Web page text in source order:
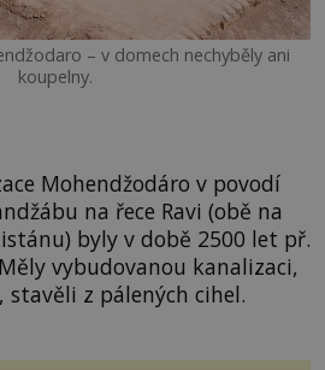
– v domech nechyběly ani
koupelny.
Mohendžodáro v povodí
na řece Ravi (obě na
byly v době 2500 let př.
vybudovanou kanalizaci,
z pálených cihel.